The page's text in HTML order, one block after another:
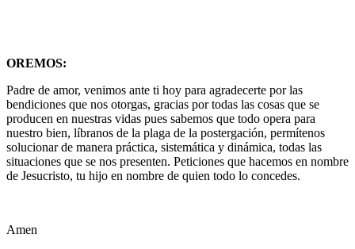
OREMOS:
Padre de amor, venimos ante ti hoy para agradecerte por las
bendiciones que nos otorgas, gracias por todas las cosas que se
producen en nuestras vidas pues sabemos que todo opera para
nuestro bien, líbranos de la plaga de la postergación, permítenos
solucionar de manera práctica, sistemática y dinámica, todas las
situaciones que se nos presenten. Peticiones que hacemos en nombre
de Jesucristo, tu hijo en nombre de quien todo lo concedes.
Amen